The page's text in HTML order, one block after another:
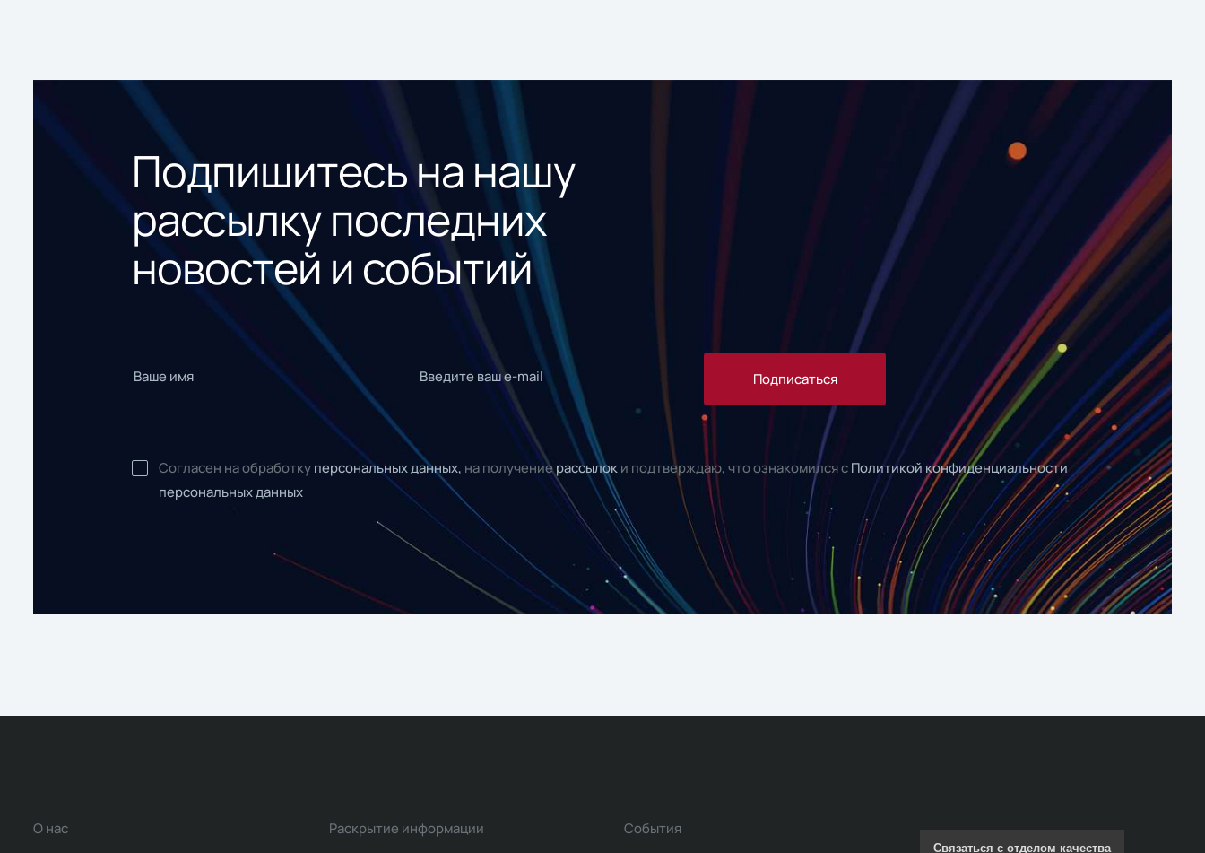
Подпишитесь на нашу
рассылку последних
новостей и событий
Подписаться
Согласен на обработку персональных данных, на получениерассылок и подтверждаю, что ознакомился с Политикой конфиденциальности
персональных данных
О нас
Раскрытие информации
События
Связаться с отделом качества